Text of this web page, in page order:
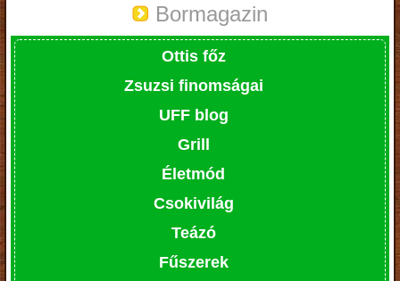
Bormagazin
Ottis főz
Zsuzsi finomságai
UFF blog
Grill
Életmód
Csokivilág
Teázó
Fűszerek